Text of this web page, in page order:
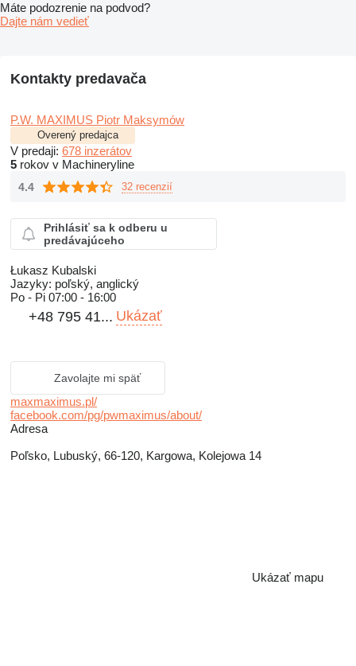
Máte podozrenie na podvod?
Dajte nám vedieť
Kontakty predavača
P.W. MAXIMUS Piotr Maksymów
Overený predajca
V predaji: 678 inzerátov
5 rokov v Machineryline
4.4 32 recenzií
Prihlásiť sa k odberu u
predávajúceho
Łukasz Kubalski
Jazyky: poľský, anglický
Po - Pi 07:00 - 16:00
+48 795 41... Ukázať
Zavolajte mi späť
maxmaximus.pl/
facebook.com/pg/pwmaximus/about/
Adresa
Poľsko, Lubuský, 66-120, Kargowa, Kolejowa 14
Ukázať mapu